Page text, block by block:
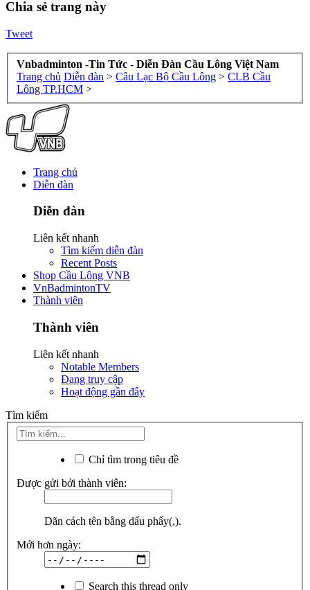
Chia sẻ trang này
Tweet
Vnbadminton -Tin Tức - Diễn Đàn Cầu Lông Việt Nam
Trang chủ Diễn đàn > Câu Lạc Bộ Cầu Lông > CLB Cầu
Lông TP.HCM >
Trang chủ
Diễn đàn
Diễn đàn
Liên kết nhanh
Tìm kiếm diễn đàn
Recent Posts
Shop Cầu Lông VNB
VnBadmintonTV
Thành viên
Thành viên
Liên kết nhanh
Notable Members
Đang truy cập
Hoạt động gần đây
Tìm kiếm
Chỉ tìm trong tiêu đề
Được gửi bởi thành viên:
Dãn cách tên bằng dấu phẩy(,).
Mới hơn ngày:
Search this thread only